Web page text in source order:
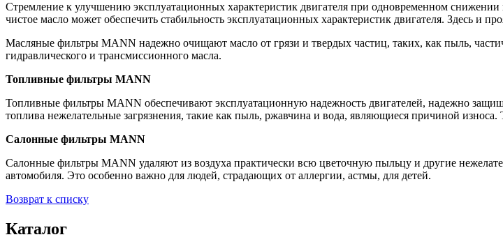
Стремление к улучшению эксплуатационных характеристик двигателя при одновременном снижении
чистое масло может обеспечить стабильность эксплуатационных характеристик двигателя. Здесь и
Масляные фильтры MANN надежно очищают масло от грязи и твердых частиц, таких, как пыль,
гидравлического и трансмиссионного масла.
Топливные фильтры MANN
Топливные фильтры MANN обеспечивают эксплуатационную надежность двигателей, надежно
топлива нежелательные загрязнения, такие как пыль, ржавчина и вода, являющиеся причиной
Салонные фильтры MANN
Салонные фильтры MANN удаляют из воздуха практически всю цветочную пыльцу и другие
автомобиля. Это особенно важно для людей, страдающих от аллергии, астмы, для детей.
Возврат к списку
Каталог